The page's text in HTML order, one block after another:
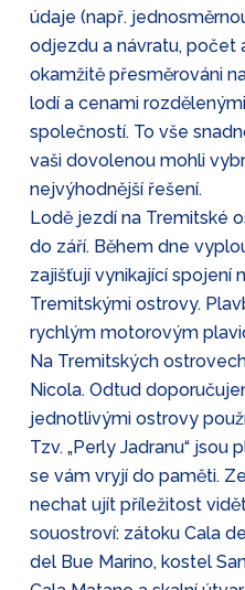
údaje (např.
odjezdu a návratu, počet
okamžitě přesměrováni
lodí a cenami
společností. To vše
vaši dovolenou mohli
nejvýhodnější řešení.
Lodě jezdí na Tremitské
do září. Během dne
zajišťují vynikající spojení
Tremitskými ostrovy.
rychlým motorovým
Na Tremitských
Nicola. Odtud
jednotlivými ostrovy
Tzv. „Perly Jadranu“ jsou
se vám vryjí do paměti.
nechat ujít příležitost
souostroví: zátoku Cala
del Bue Marino, kostel